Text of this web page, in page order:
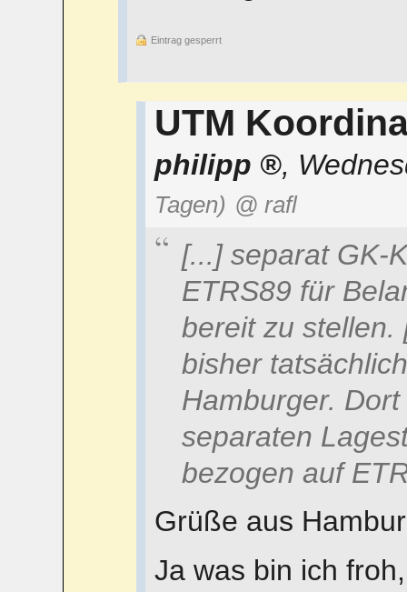
Eintrag gesperrt
UTM
philipp ,
Tagen) @ rafl
[...] separat GK-
ETRS89 für
bereit zu stellen.
bisher
Hamburger.
separaten
bezogen auf
Grüße aus
Ja was bin ich